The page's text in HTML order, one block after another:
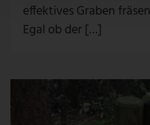
effektives Graben
Egal ob der […]